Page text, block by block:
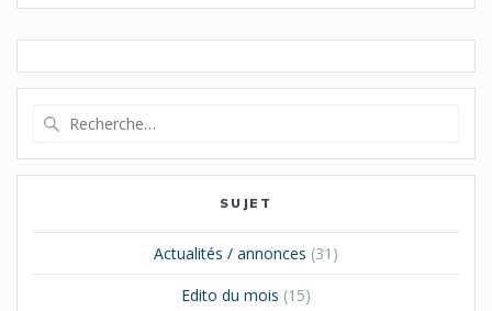
sein
des
articles
:
SUJET
Actualités / annonces (31)
Edito du mois (15)